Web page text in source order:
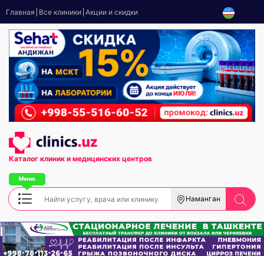
Главная Все клиники Акции и скидки
Каталог клиник и медицинских центров
Наманган